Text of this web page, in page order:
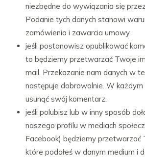
niezbędne do wywiązania się
Podanie tych danych stanowi
zamówienia i zawarcia umowy.
jeśli postanowisz opublikować
to będziemy przetwarzać Twoje
mail. Przekazanie nam danych w
następuje dobrowolnie. W
usunąć swój komentarz.
jeśli polubisz lub w inny sposób
naszego profilu w mediach
Facebook) będziemy przetwarzać
które podałeś w danym medium i